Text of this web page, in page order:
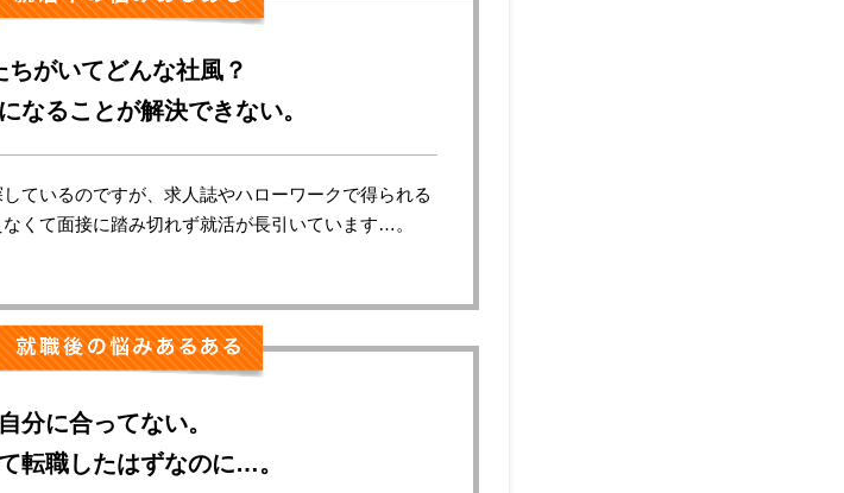
ちがいてどんな社風？
なることが解決できない。
ているのですが、求人誌やハローワークで得られる
くて面接に踏み切れず就活が長引いています…。
分に合ってない。
転職したはずなのに…。